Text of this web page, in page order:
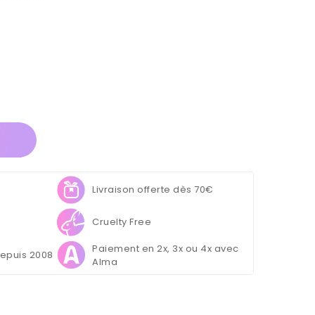
Livraison offerte dès 70€
Cruelty Free
2008
Paiement en 2x, 3x ou 4x avec
Alma